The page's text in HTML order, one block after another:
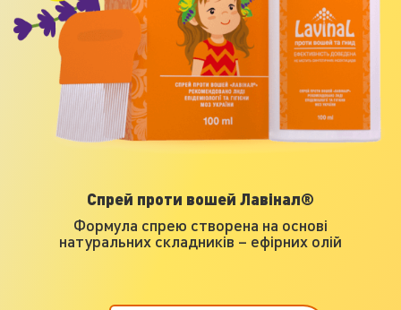
Спрей проти вошей Лавінал®
Формула спрею створена на основі
натуральних складників – ефірних олій